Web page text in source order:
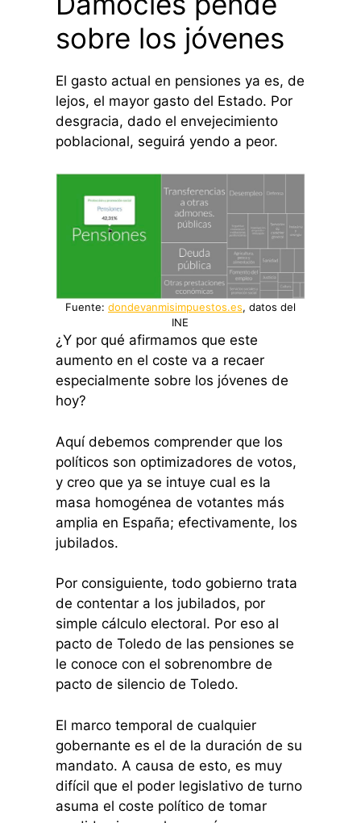
sobre los jóvenes
El gasto actual en pensiones ya es, de
lejos, el mayor gasto del Estado. Por
desgracia, dado el envejecimiento
poblacional, seguirá yendo a peor.
Fuente: dondevanmisimpuestos.es, datos del
INE
¿Y por qué afirmamos que este
aumento en el coste va a recaer
especialmente sobre los jóvenes de
hoy?
Aquí debemos comprender que los
políticos son optimizadores de votos,
y creo que ya se intuye cual es la
masa homogénea de votantes más
amplia en España; efectivamente, los
jubilados.
Por consiguiente, todo gobierno trata
de contentar a los jubilados, por
simple cálculo electoral. Por eso al
pacto de Toledo de las pensiones se
le conoce con el sobrenombre de
pacto de silencio de Toledo.
El marco temporal de cualquier
gobernante es el de la duración de su
mandato. A causa de esto, es muy
difícil que el poder legislativo de turno
asuma el coste político de tomar